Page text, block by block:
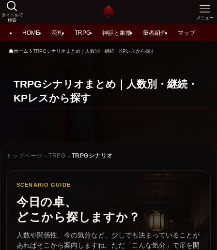
タイトルで
検索
メニュー
HOME 花札 TRPG 神話と象徴 筆者紹介 マップ
ホーム TRPGシナリオまとめ｜人数別・継続・KPレスから探す
TRPGシナリオまとめ｜人数別・継続・
KPレスから探す
トップページ →TRPG→ TRPGシナリオ
SCENARIO GUIDE
今日の卓、
どこから探しますか？
人数や関係性、今の気分など、少しでも決まっていることが
あればそこから案内しますね。ただ「こんな気分」で扉を開